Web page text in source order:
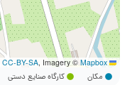
Leaflet
CC-BY-SA, Imagery ©Mapbox
مکان کارگاه صنایع دستی